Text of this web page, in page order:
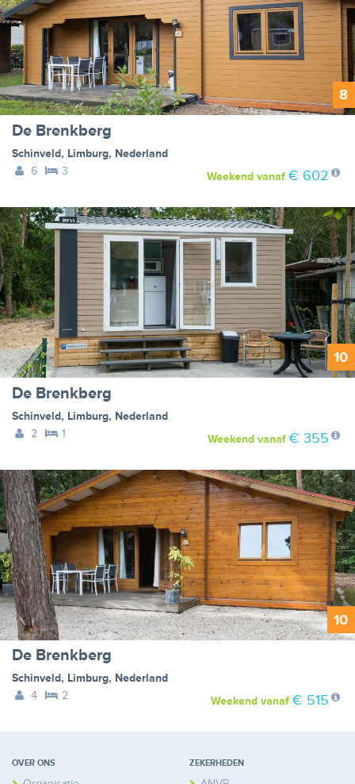
8
De Brenkberg
Schinveld, Limburg, Nederland
6
3 Weekendvanaf € 602
10
De Brenkberg
Schinveld, Limburg, Nederland
2
1 Weekendvanaf € 355
10
De Brenkberg
Schinveld, Limburg, Nederland
4
2 Weekendvanaf € 515
OVER ONS ZEKERHEDEN